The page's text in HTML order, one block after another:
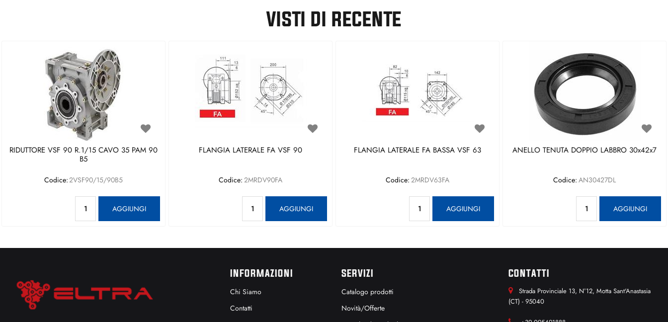
VISTI DI RECENTE
RIDUTTORE VSF 90 R.1/15 CAVO 35 PAM 90
B5
Codice:2VSF90/15/90B5
AGGIUNGI
FLANGIA LATERALE FA VSF 90
Codice: 2MRDV90FA
AGGIUNGI
FLANGIA LATERALE FA BASSA VSF 63
Codice: 2MRDV63FA
AGGIUNGI
ANELLO TENUTA DOPPIO LABBRO 30x42x7
Codice: AN30427DL
AGGIUNGI
INFORMAZIONI
Chi Siamo
Contatti
SERVIZI
Catalogo prodotti
Novità/Offerte
CONTATTI
Strada Provinciale 13, N°12, Motta Sant'Anastasia
(CT) - 95040